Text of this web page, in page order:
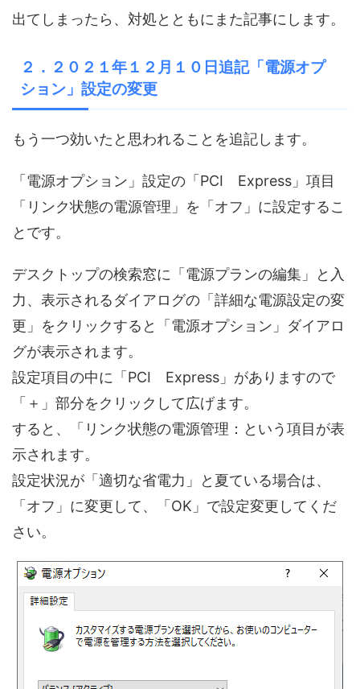
出てしまったら、対処とともにまた記事にします。
２．２０２１年１２月１０日追記「電源オプ
ション」設定の変更
もう一つ効いたと思われることを追記します。
「電源オプション」設定の「PCI Express」項目
「リンク状態の電源管理」を「オフ」に設定するこ
とです。
デスクトップの検索窓に「電源プランの編集」と入
力、表示されるダイアログの「詳細な電源設定の変
更」をクリックすると「電源オプション」ダイアロ
グが表示されます。
設定項目の中に「PCI Express」がありますので
「＋」部分をクリックして広げます。
すると、「リンク状態の電源管理：という項目が表
示されます。
設定状況が「適切な省電力」と夏ている場合は、
「オフ」に変更して、「OK」で設定変更してくだ
さい。